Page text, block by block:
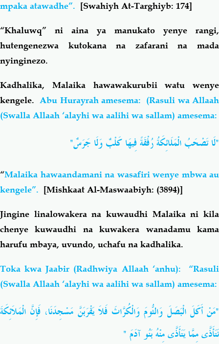
mpaka atawadhe”. [Swahiyh At-Targhiyb: 174]
“Khaluwq” ni aina ya manukato yenye rangi,
hutengenezwa kutokana na zafarani na mada
nyinginezo.
Kadhalika, Malaika hawawakurubii watu wenye
kengele. Abu Hurayrah amesema: (Rasuli wa Allaah
(Swalla Allaah ‘alayhi wa aalihi wa sallam) amesema:
"لَا تَصْحَبُ الْمَلَائِكَةُ رُفْقَةً فِيهَا كَلْبٌ وَلَا جَرَسٌ"
“Malaika hawaandamani na wasafiri wenye mbwa au
kengele”. [Mishkaat Al-Maswaabiyh: (3894)]
Jingine linalowakera na kuwaudhi Malaika ni kila
chenye kuwaudhi na kuwakera wanadamu kama
harufu mbaya, uvundo, uchafu na kadhalika.
Toka kwa Jaabir (Radhwiya Allaah ‘anhu): “Rasuli
(Swalla Allaah ‘alayhi wa aalihi wa sallam) amesema:
"مَنْ أَكَلَ الْبَصَلَ وَالثُّومَ وَالْكُرَّاثَ فَلاَ يَقْرَبَنَّ مَسْجِدَنَا، فَإِنَّ الْمَلاَئِكَةَ
تَتَأَذَّى مِمَّا يَتَأَذَّى مِنْهُ بَنُو آدَمَ "